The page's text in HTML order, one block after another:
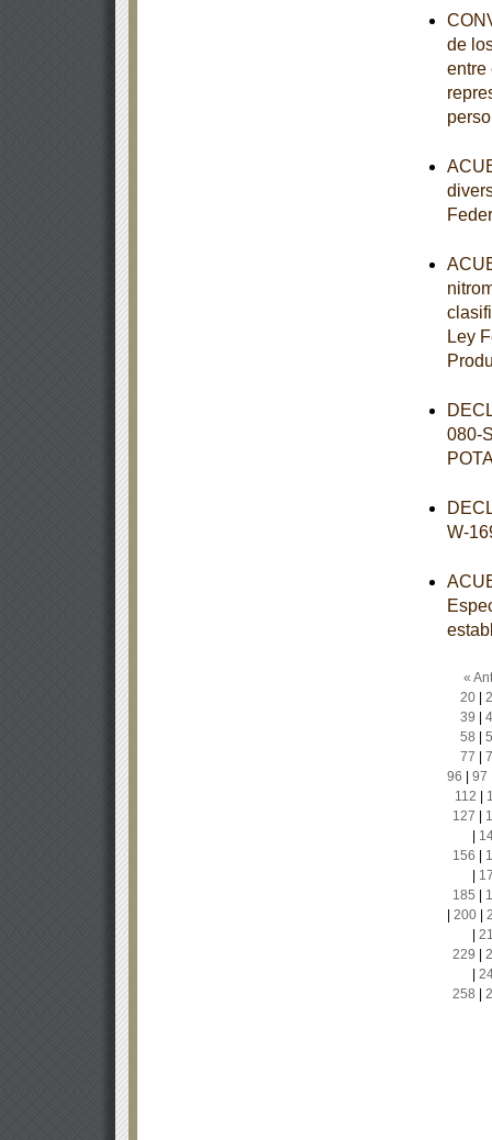
de
entre
Ley
080-
W-
«
20|
39
58
77
96
97
112
127
156
185
200|
229
258